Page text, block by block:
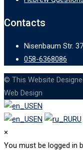
Contacts
Nisenbaum Str.
058-6368086
© This Website
Web Design
EN
EN
RU
×
You must be logged in